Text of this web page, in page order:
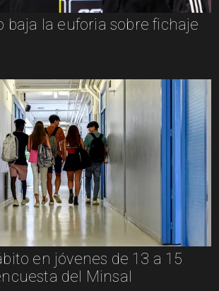
baja la euforia sobre fichaje
en jóvenes de 13 a 15
del Minsal